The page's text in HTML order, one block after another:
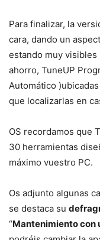
Para finalizar, la
cara, dando un
estando muy
ahorro, TuneUP
Automático
que localizarlas en
OS recordamos que
30 herramientas
máximo vuestro PC.
Os adjunto algunas
se destaca su
“Mantenimiento con